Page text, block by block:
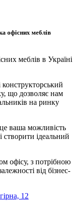
офісних меблів
меблів в Україні
що дозволяє нам
на ринку
ваша можливість
ідеальний
офісу, з потрібною
від бізнес-
12